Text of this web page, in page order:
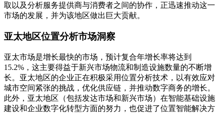
取以及分析服务提供商与消费者之间的协作，正迅速推动这一
市场的发展，并为该地区做出巨大贡献。
亚太地区位置分析市场洞察
亚太市场是增长最快的市场，预计复合年增长率将达到
15.2%，这主要得益于新兴市场物流和制造设施数量的不断增
长。亚太地区的企业正在积极采用位置分析技术，以有效应对
城市空间紧张的挑战，优化供应链，并推动数字商务的增长。
此外，亚太地区（包括发达市场和新兴市场）在智能基础设施
建设和企业数字化转型方面的努力，也促进了位置智能解决方